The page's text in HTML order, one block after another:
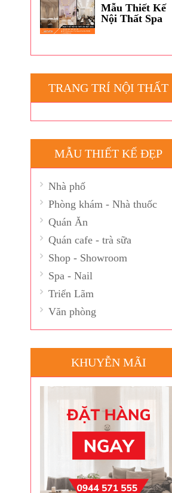
Mẫu Thiết Kế
Nội Thất Spa
TRANG TRÍ NỘI THẤT
MẪU THIẾT KẾ ĐẸP
Nhà phố
Phòng khám - Nhà thuốc
Quán Ăn
Quán cafe - trà sữa
Shop - Showroom
Spa - Nail
Triển Lãm
Văn phòng
KHUYỄN MÃI